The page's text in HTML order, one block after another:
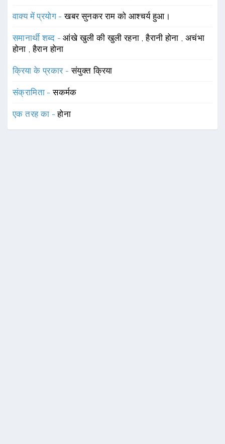
वाक्य में प्रयोग -खबर सुनकर राम को आश्चर्य हुआ।
समानार्थी शब्द -आंखे खुली की खुली रहना ,हैरानी होना
अचंभा
होना
,हैरान होना
क्रिया के प्रकार -संयुक्त क्रिया
संक्रामिता -सकर्मक
एक तरह का -होना